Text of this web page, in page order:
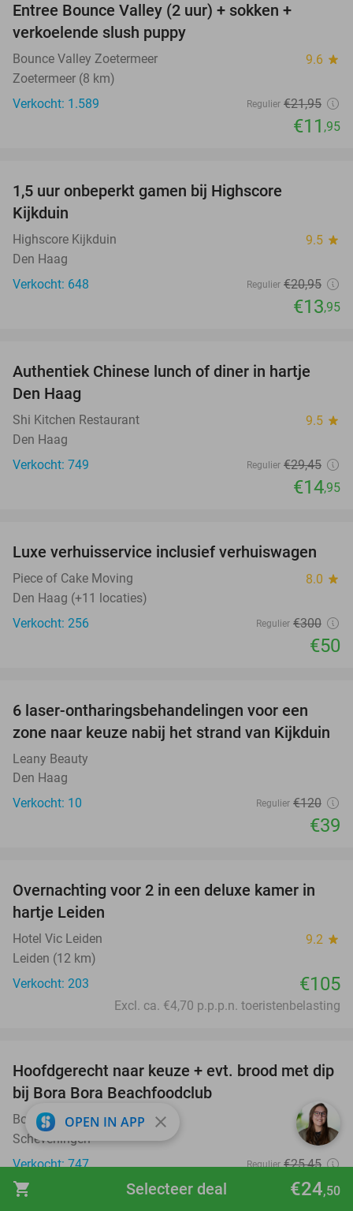
shopping_cart €24,50
Selecteer deal
Entree Bounce Valley (2 uur) + sokken +
verkoelende slush puppy
Bounce Valley Zoetermeer 9.6 star
Zoetermeer (8 km)
Verkocht: 1.589
Regulier €21,95
€11 ,95
1,5 uur onbeperkt gamen bij Highscore
Kijkduin
Highscore Kijkduin 9.5 star
Den Haag
Verkocht: 648
Regulier €20,95
€13,95
49%
Authentiek Chinese lunch of diner in hartje
Den Haag
Shi Kitchen Restaurant 9.5 star
Den Haag
Verkocht: 749
Regulier €29,45
€14,95
83%
Luxe verhuisservice inclusief verhuiswagen
Piece of Cake Moving 8.0 star
Den Haag (+11 locaties)
Verkocht: 256
Regulier €300
€50
68%
6 laser-ontharingsbehandelingen voor een
zone naar keuze nabij het strand van Kijkduin
Leany Beauty
Den Haag
Verkocht: 10
Regulier €120
€39
Overnachting voor 2 in een deluxe kamer in
hartje Leiden
Hotel Vic Leiden 9.2 star
Leiden (12 km)
Verkocht: 203
€105
Excl. ca. €4,70 p.p.p.n. toeristenbelasting
47%
Hoofdgerecht naar keuze + evt. brood met dip
bij Bora Bora Beachfoodclub
Bora Bora Beachfoodclub 9.7star
Scheveningen
Verkocht: 747
Regulier €25,45
€13 ,50
OPEN IN APP close